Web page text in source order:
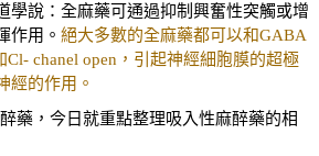
學說：全麻藥可通過抑制興奮性突觸或增
作用。 絕大多數的全麻藥都可以和GABA
Cl- chanel open，引起神經細胞膜的超極
經的作用。
藥，今日就重點整理吸入性麻醉藥的相